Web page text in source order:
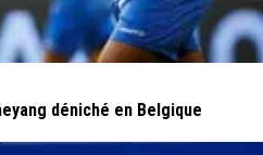
déniché en Belgique